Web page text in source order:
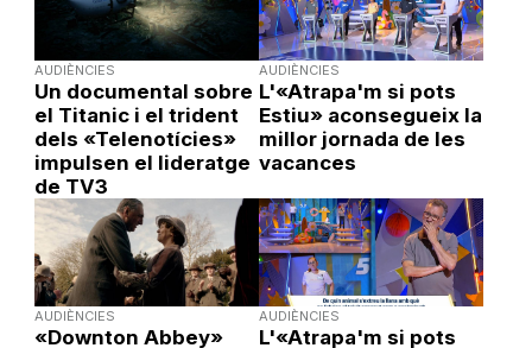
AUDIÈNCIES
Un documental sobre
el Titanic i el trident
dels «Telenotícies»
impulsen el lideratge
de TV3
AUDIÈNCIES
L'«Atrapa'm si pots
Estiu» aconsegueix la
millor jornada de les
vacances
AUDIÈNCIES
«Downton Abbey»
AUDIÈNCIES
L'«Atrapa'm si pots